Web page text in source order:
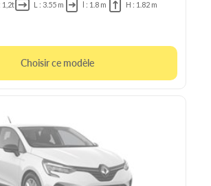
1,2t L : 3.55 m l : 1.8 m
H : 1.82 m
Choisir ce modèle